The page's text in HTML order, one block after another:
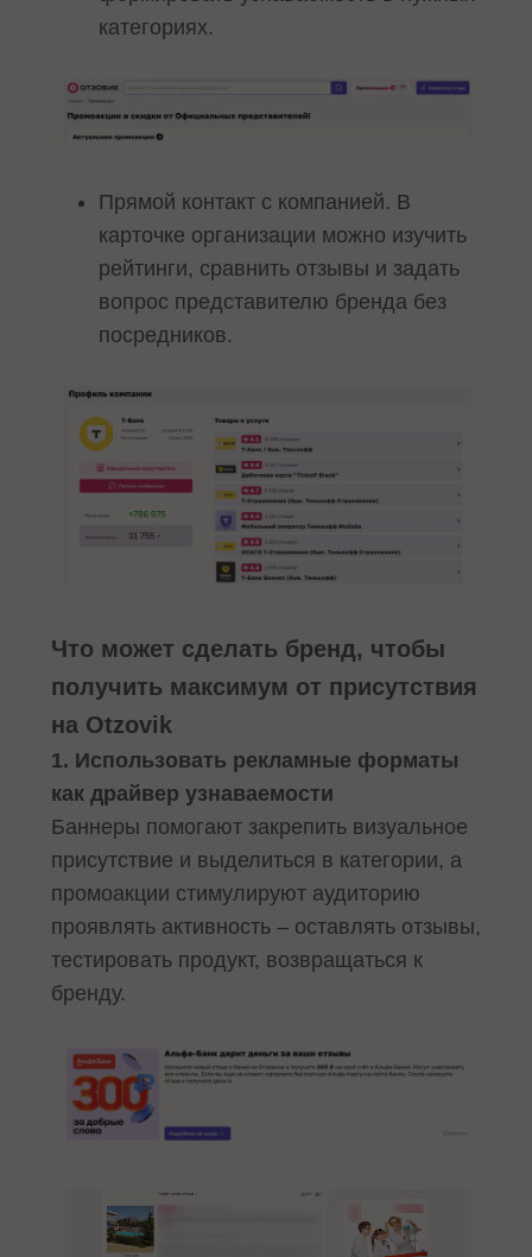
категориях.
Прямой контакт с компанией. В
карточке организации можно изучить
рейтинги, сравнить отзывы и задать
вопрос представителю бренда без
посредников.
Что может сделать бренд, чтобы
получить максимум от присутствия
на Otzovik
1. Использовать рекламные форматы
как драйвер узнаваемости
Баннеры помогают закрепить визуальное
присутствие и выделиться в категории, а
промоакции стимулируют аудиторию
проявлять активность – оставлять отзывы,
тестировать продукт, возвращаться к
бренду.